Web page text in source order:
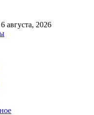
августа, 2026